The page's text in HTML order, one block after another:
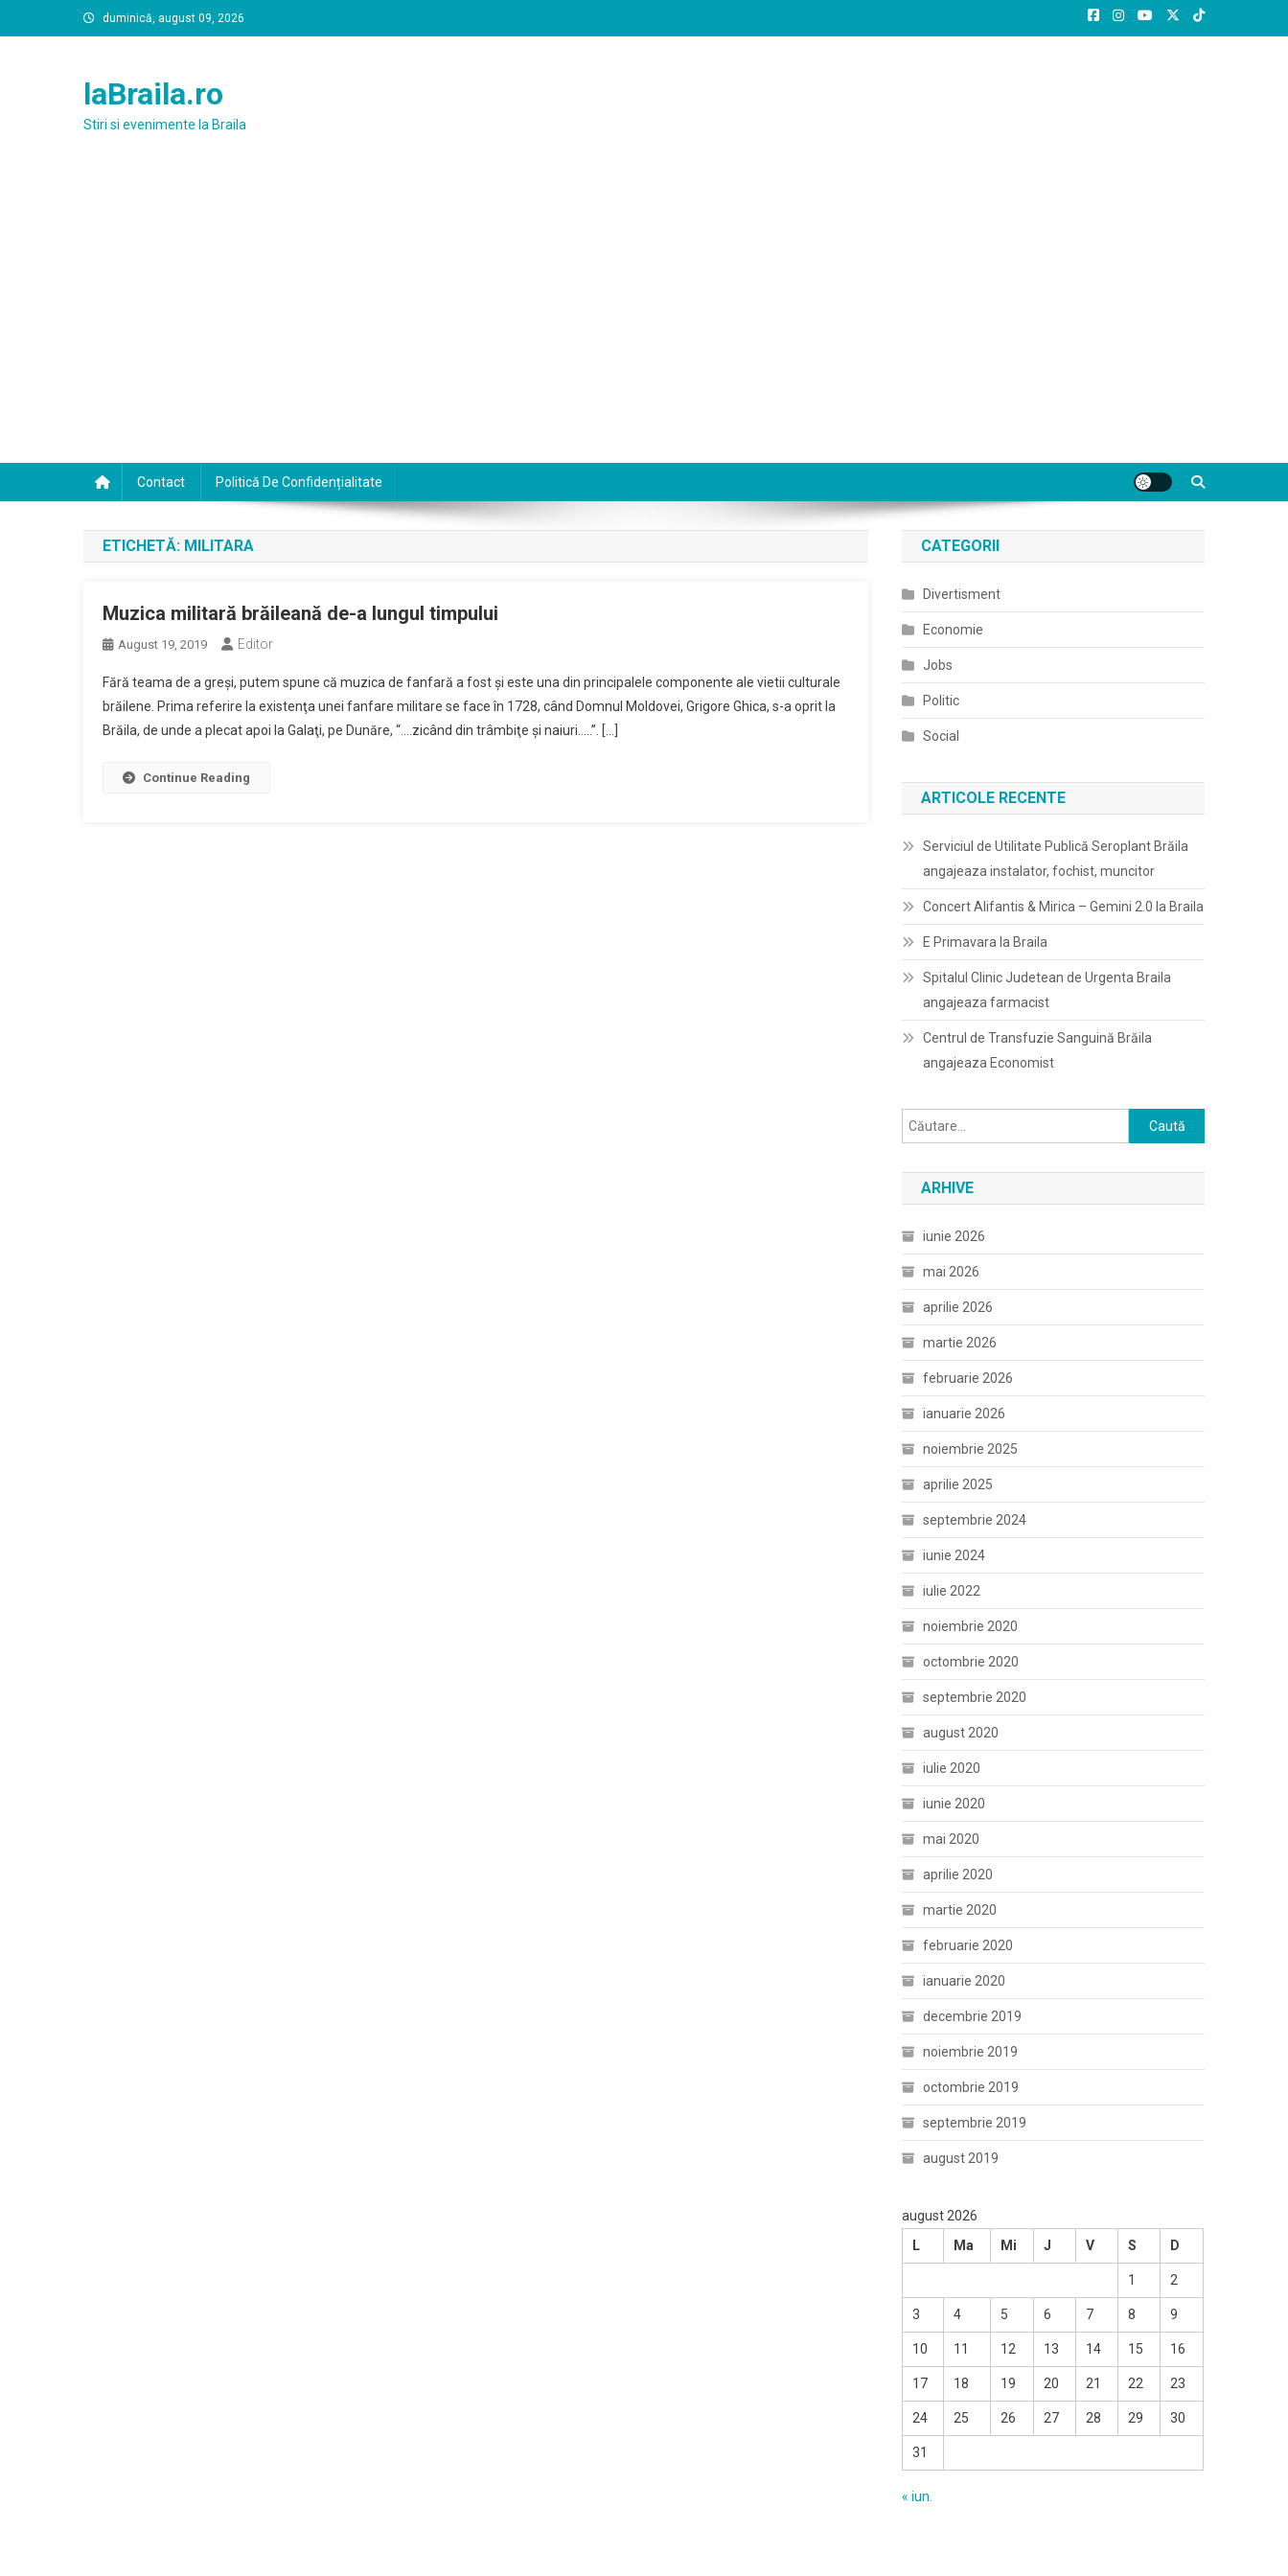
to
duminică, august 09, 2026
laBraila.ro
Stiri si evenimente la Braila
Contact Politică De Confidențialitate
ETICHETĂ: MILITARA
Muzica militară brăileană de-a lungul timpului
August 19, 2019 Editor
Fără teama de a greşi, putem spune că muzica de fanfară a fost şi este una din principalele componente ale vietii culturale
brăilene. Prima referire la existenţa unei fanfare militare se face în 1728, când Domnul Moldovei, Grigore Ghica, s-a oprit la
Brăila, de unde a plecat apoi la Galaţi, pe Dunăre, “….zicând din trâmbiţe şi naiuri…..”. […]
Continue Reading
CATEGORII
Divertisment
Economie
Jobs
Politic
Social
ARTICOLE RECENTE
Serviciul de Utilitate Publică Seroplant Brăila
angajeaza instalator, fochist, muncitor
Concert Alifantis & Mirica – Gemini 2.0 la Braila
E Primavara la Braila
Spitalul Clinic Judetean de Urgenta Braila
angajeaza farmacist
Centrul de Transfuzie Sanguină Brăila
angajeaza Economist
Caută
după:
ARHIVE
iunie 2026
mai 2026
aprilie 2026
martie 2026
februarie 2026
ianuarie 2026
noiembrie 2025
aprilie 2025
septembrie 2024
iunie 2024
iulie 2022
noiembrie 2020
octombrie 2020
septembrie 2020
august 2020
iulie 2020
iunie 2020
mai 2020
aprilie 2020
martie 2020
februarie 2020
ianuarie 2020
decembrie 2019
noiembrie 2019
octombrie 2019
septembrie 2019
august 2019
august 2026
L
Ma Mi J V S D
1 2
3 4 5 6 7 8 9
10 11 12 13 14 15 16
17 18 19 20 21 22 23
24 25 26 27 28 29 30
31
« iun.